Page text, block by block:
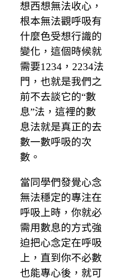
想西想無法收心，
根本無法觀呼吸有
什麼色受想行識的
變化，這個時候就
需要1234，2234法
門，也就是我們之
前不去談它的“數
息”法，這裡的數
息法就是真正的去
數一數呼吸的次
數。
當同學們發覺心念
無法穩定的專注在
呼吸上時，你就必
需用數息的方式強
迫把心念定在呼吸
上，直到你不必數
也能專心後，就可